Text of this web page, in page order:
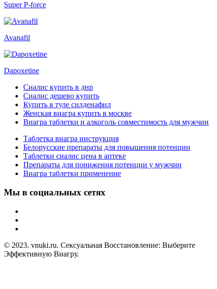
Super P-force
Avanafil
Dapoxetine
Сиалис купить в днр
Сиалис дешево купить
Купить в туле силденафил
Женская виагра купить в москве
Виагра таблетки и алкоголь совместимость для мужчин
Таблетка виагра инструкция
Белорусские препараты для повышения потенции
Таблетки сиалис цена в аптеке
Препараты для понижения потенции у мужчин
Виагра таблетки применение
Мы в социальных сетях
© 2023. vnuki.ru. Сексуальная Восстановление: Выберите
Эффективную Виагру.